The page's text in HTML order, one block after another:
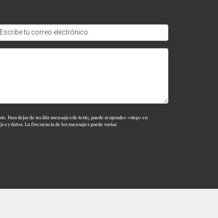
Para dejar de recibir mensajes de texto, puede responder «stop» en
y datos. La frecuencia de los mensajes puede variar.